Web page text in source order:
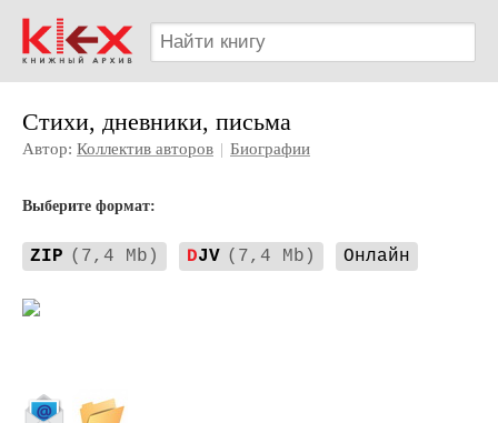
Стихи, дневники, письма
Автор: Коллектив авторов | Биографии
Выберите формат:
ZIP (7,4 Mb) DJV (7,4 Mb) Онлайн